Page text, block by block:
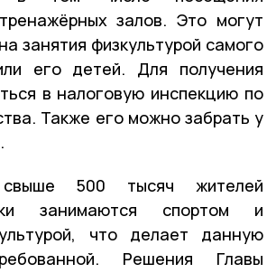
залов. Это могут
занятия физкультурой самого
его детей. Для получения
в налоговую инспекцию по
Также его можно забрать у
500 тысяч жителей
занимаются спортом и
что делает данную
Решения Главы